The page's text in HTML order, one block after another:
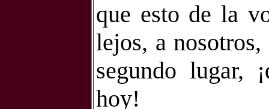
que esto de la
lejos, a
segundo lugar,
hoy!